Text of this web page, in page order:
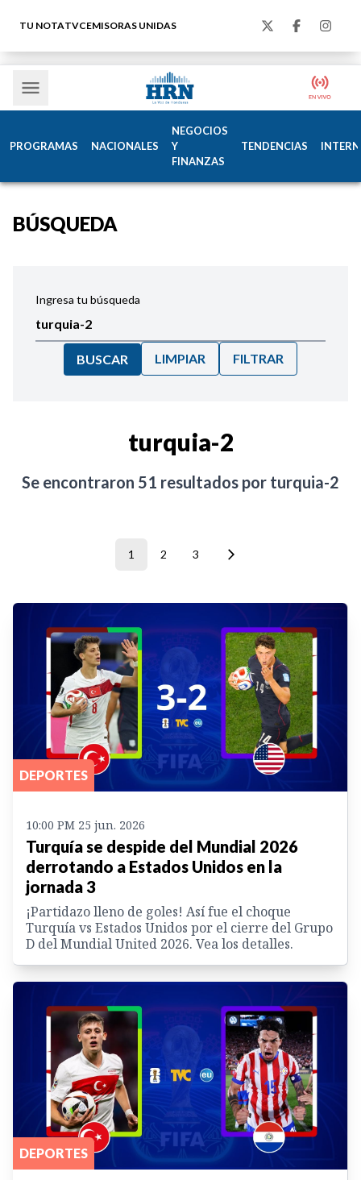
TU NOTATVCEMISORAS UNIDAS
PROGRAMAS NACIONALES
NEGOCIOS
Y
FINANZAS
TENDENCIAS
BÚSQUEDA
Ingresa tu búsqueda
BUSCAR LIMPIAR FILTRAR
turquia-2
Se encontraron 51 resultados por turquia-2
1 2 3
DEPORTES
10:00 PM 25 jun. 2026
Turquía se despide del Mundial 2026
derrotando a Estados Unidos en la
jornada 3
¡Partidazo lleno de goles! Así fue el choque
Turquía vs Estados Unidos por el cierre del Grupo
D del Mundial United 2026. Vea los detalles.
DEPORTES